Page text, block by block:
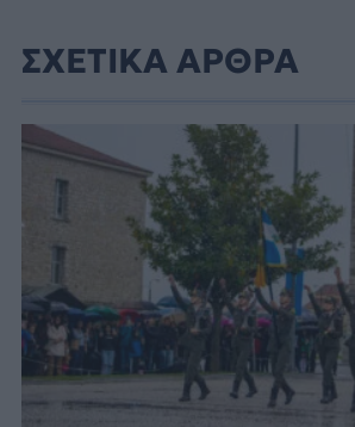
ΣΧΕΤΙΚΑ ΑΡΘΡΑ